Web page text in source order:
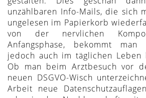
unzählbaren Info-Mails, die sich
ungelesen im Papierkorb
von der nervlichen
Anfangsphase, bekommt man
jedoch auch im täglichen Leben
Ob man beim Arztbesuch vor
neuen DSGVO-Wisch
Arbeit neue